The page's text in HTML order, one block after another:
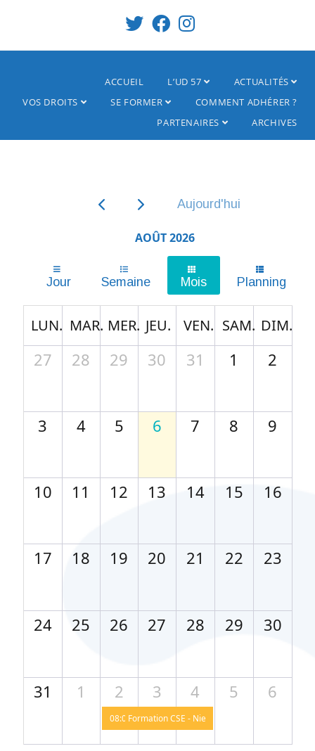
ACCUEIL L’UD 57
ACTUALITÉS
VOS DROITS
SE FORMER
COMMENT ADHÉRER ?
PARTENAIRES
ARCHIVES
Aujourd'hui
AOÛT 2026
Jour Semaine Mois Planning
LUN. MAR. MER. JEU. VEN. SAM. DIM.
27 28 29 30 31 1 2
3 4 5 6 7 8 9
10 11 12 13 14 15 16
17 18 19 20 21 22 23
24 25 26 27 28 29 30
31 1 2
08:00Formation CSE - Niederbronn
3 4 5 6